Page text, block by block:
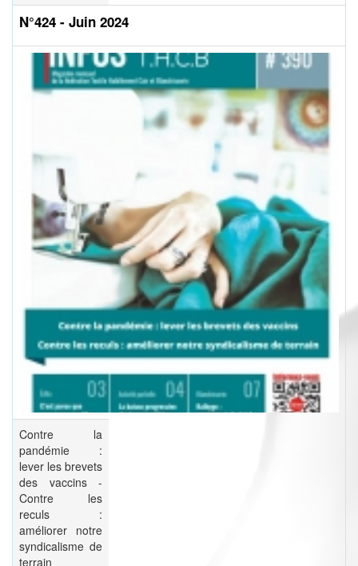
N°424 - Juin 2024
Contre la
pandémie :
lever les brevets
des vaccins -
Contre les
reculs :
améliorer notre
syndicalisme de
terrain